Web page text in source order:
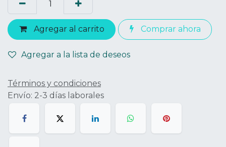
Agregar al carrito Comprar ahora
Agregar a la lista de deseos
Términos y condiciones
Envío: 2-3 días laborales